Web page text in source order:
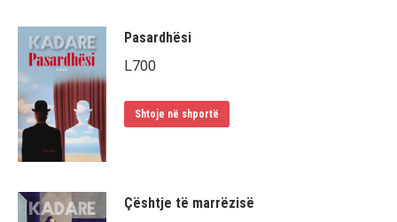
Pasardhësi
L700
Shtoje në shportë
Çështje të marrëzisë